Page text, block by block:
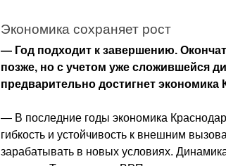
Экономика сохраняет рост
— Год подходит к завершению.
позже, но с учетом уже сложившейся
предварительно достигнет экономика
— В последние годы экономика
гибкость и устойчивость к внешним
зарабатывать в новых условиях.